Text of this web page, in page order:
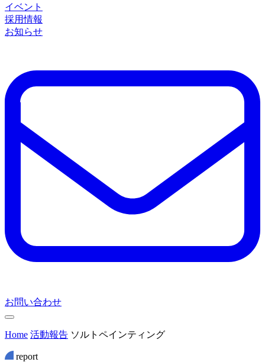
イベント
採用情報
お知らせ
お問い合わせ
Home 活動報告 ソルトペインティング
report